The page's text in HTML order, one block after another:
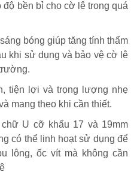
độ bền bỉ cho cờ lê trong quá
bóng giúp tăng tính thẩm
khi sử dụng và bảo vệ cờ lê
tiện lợi và trọng lượng nhẹ
mang theo khi cần thiết.
U cỡ khẩu 17 và 19mm
có thể linh hoạt sử dụng để
lông, ốc vít mà không cần